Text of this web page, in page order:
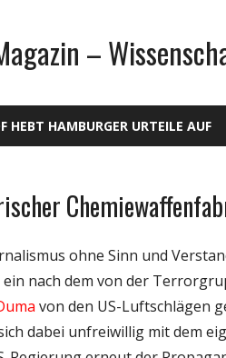
–
HEBT HAMBURGER URTEILE AUF
ohne Sinn und
ein nach dem von der
von den US-Luftschlägen
dabei unfreiwillig mit dem